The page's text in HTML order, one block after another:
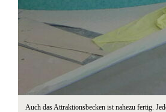
Auch das Attraktionsbecken ist nahezu fertig.